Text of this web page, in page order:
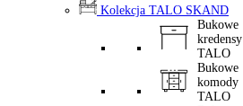
Kolekcja TALO SKAND
Bukowe
kredensy
TALO
Bukowe
komody
TALO